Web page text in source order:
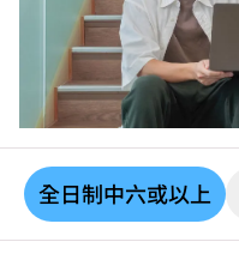
全日制中六或以上